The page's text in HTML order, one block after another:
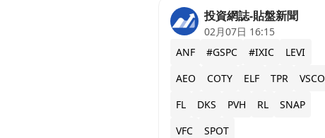
投資網誌-貼盤新聞
02月07日 16:15
ANF
#GSPC #IXIC
LEVI
AEO
COTY ELF TPR
VSCO
FL
DKS PVH RL
SNAP
VFC
SPOT